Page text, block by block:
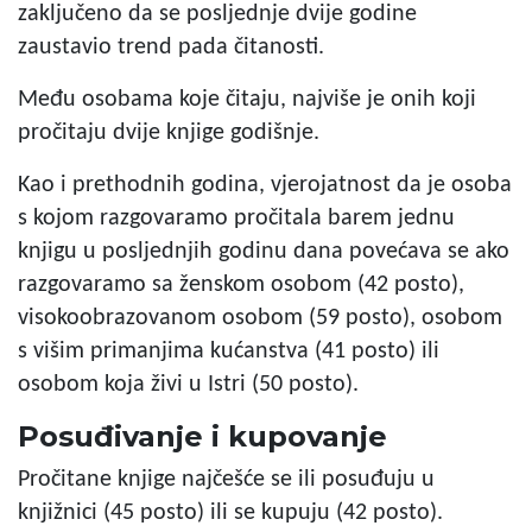
zaključeno da se posljednje dvije godine
zaustavio trend pada čitanosti.
Među osobama koje čitaju, najviše je onih koji
pročitaju dvije knjige godišnje.
Kao i prethodnih godina, vjerojatnost da je osoba
s kojom razgovaramo pročitala barem jednu
knjigu u posljednjih godinu dana povećava se ako
razgovaramo sa ženskom osobom (42 posto),
visokoobrazovanom osobom (59 posto), osobom
s višim primanjima kućanstva (41 posto) ili
osobom koja živi u Istri (50 posto).
Posuđivanje i kupovanje
Pročitane knjige najčešće se ili posuđuju u
knjižnici (45 posto) ili se kupuju (42 posto).